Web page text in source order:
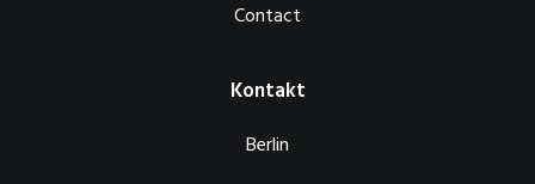
Contact
Kontakt
Berlin